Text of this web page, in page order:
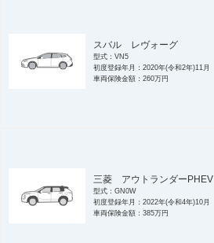
スバル レヴォーグ
型式：VN5
初度登録年月：2020年(令和2年)11月
車両保険金額：260万円
三菱 アウトランダーPHEV
型式：GN0W
初度登録年月：2022年(令和4年)10月
車両保険金額：385万円